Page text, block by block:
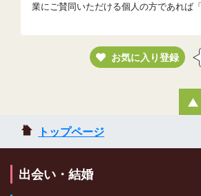
業にご賛同いただける個人の方であれば
お気に入り登録
トップページ
出会い・結婚